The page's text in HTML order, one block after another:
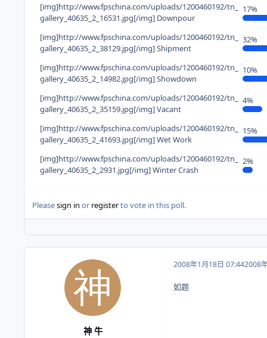
[img]http://www.fpschina.com/uploads/1200460192/tn_
gallery_40635_2_16531.jpg[/img] Downpour
17%
[img]http://www.fpschina.com/uploads/1200460192/tn_
gallery_40635_2_38129.jpg[/img] Shipment
32%
[img]http://www.fpschina.com/uploads/1200460192/tn_
gallery_40635_2_14982.jpg[/img] Showdown
10%
[img]http://www.fpschina.com/uploads/1200460192/tn_
gallery_40635_2_35159.jpg[/img] Vacant
4%
[img]http://www.fpschina.com/uploads/1200460192/tn_
gallery_40635_2_41693.jpg[/img] Wet Work
15%
[img]http://www.fpschina.com/uploads/1200460192/tn_
gallery_40635_2_2931.jpg[/img] Winter Crash
2%
Pleasesign in or registerto vote in this poll.
神 牛
2008年1月18日 07:442008
如题